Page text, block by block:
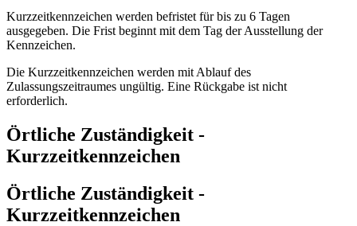
Kurzzeitkennzeichen werden befristet für bis zu 6 Tagen
ausgegeben. Die Frist beginnt mit dem Tag der Ausstellung der
Kennzeichen.
Die Kurzzeitkennzeichen werden mit Ablauf des
Zulassungszeitraumes ungültig. Eine Rückgabe ist nicht
erforderlich.
Örtliche Zuständigkeit -
Kurzzeitkennzeichen
Örtliche Zuständigkeit -
Kurzzeitkennzeichen